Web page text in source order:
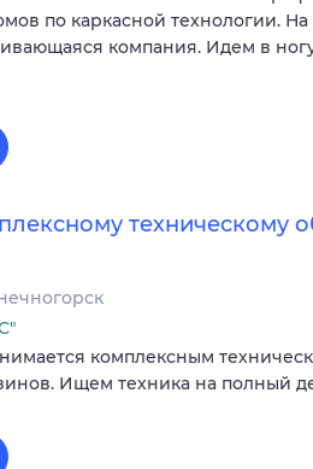
по каркасной технологии.
компания. Идем в
техническому
комплексным
Ищем техника на полный